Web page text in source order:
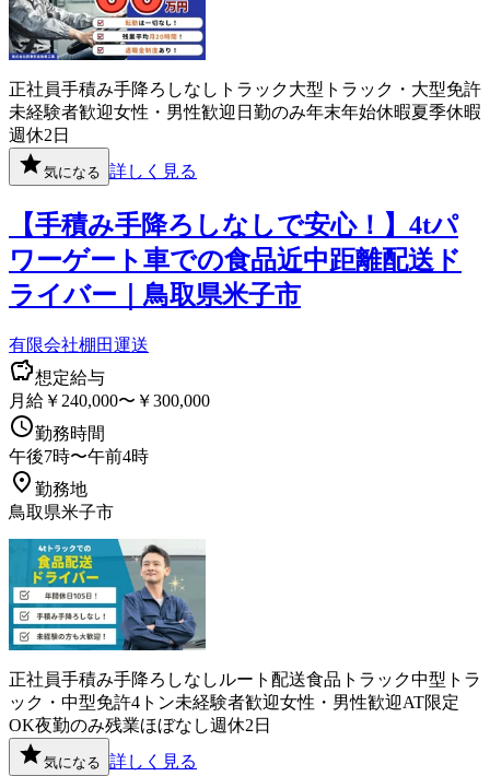
正社員手積み手降ろしなし トラック大型トラック・大型免許
未経験者歓迎女性・男性歓迎 日勤のみ年末年始休暇夏季休暇
週休2日
気になる 詳しく見る
【手積み手降ろしなしで安心！】4tパ
ワーゲート車での食品近中距離配送ド
ライバー｜鳥取県米子市
有限会社棚田運送
想定給与
月給￥240,000〜￥300,000
勤務時間
午後7時〜午前4時
勤務地
鳥取県米子市
正社員手積み手降ろしなし ルート配送食品 トラック中型トラ
ック・中型免許4トン未経験者歓迎女性・男性歓迎AT限定
OK夜勤のみ残業ほぼなし週休2日
気になる 詳しく見る